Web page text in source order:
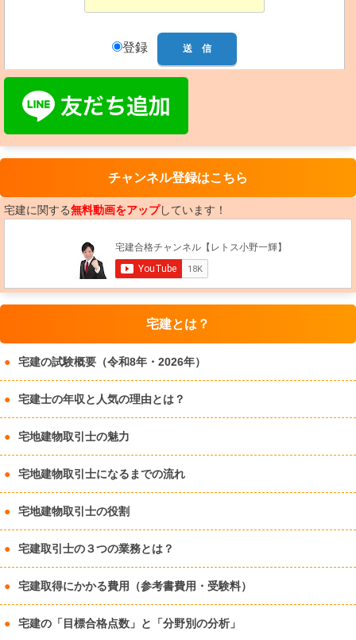
登録
チャンネル登録はこちら
宅建に関する無料動画をアップしています！
宅建とは？
宅建の試験概要（令和8年・2026年）
宅建士の年収と人気の理由とは？
宅地建物取引士の魅力
宅地建物取引士になるまでの流れ
宅地建物取引士の役割
宅建取引士の３つの業務とは？
宅建取得にかかる費用（参考書費用・受験料）
宅建の「目標合格点数」と「分野別の分析」